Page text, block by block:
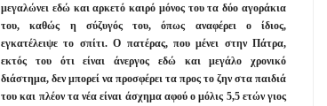
μεγαλώνει εδώ και αρκετό καιρό μόνος του τα δύο αγοράκια
του, καθώς η σύζυγός του, όπως αναφέρει ο ίδιος,
εγκατέλειψε το σπίτι. Ο πατέρας, που μένει στην Πάτρα,
εκτός του ότι είναι άνεργος εδώ και μεγάλο χρονικό
διάστημα, δεν μπορεί να προσφέρει τα προς το ζην στα παιδιά
του και πλέον τα νέα είναι άσχημα αφού ο μόλις 5,5 ετών γιος